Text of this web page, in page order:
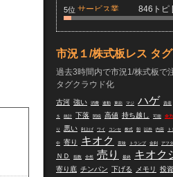
5位 サービス業 846トピ [
市況１/株式板レス タ
過去3時間内で市況1/株式板で
タグクラウド化
古河 強い 消費 連動 東紡 マジ ハゲ 資産
Ｓ 統計 下落 関税 高値 持ち越し 可能 全力
り 悪い 利上げ ワイ コンセ 株式 朝 以外 内容 ト
中 寄り キオク 意味 トランプ 金利 アフ
ＮＤ
指数 全然 売り 最終 キオク
寄り底 チンパン 下げる メモリ 投資